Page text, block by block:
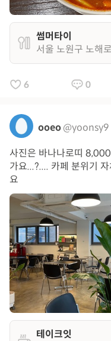
썸머타이
서울 노원구 노해
6 0
ooeo@yoonsy9
사진은 바나나로띠
가요...?.... 카페 분위기
요
테이크잇